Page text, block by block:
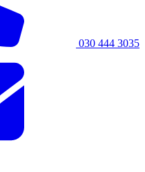
030 444 3035